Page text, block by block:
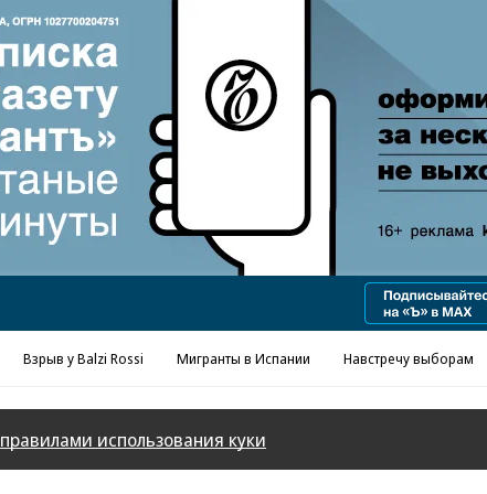
Реклама в «Ъ» www.kommersant.ru/ad
Взрыв у Balzi Rossi Мигранты в Испании Навстречу выборам
правилами использования куки